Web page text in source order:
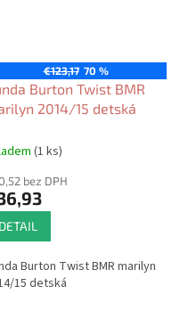
€123,17 70 %
Burton Twist BMR
2014/15 detská
(1 ks)
bez DPH
DETAIL
Burton Twist BMR marilyn
15 detská